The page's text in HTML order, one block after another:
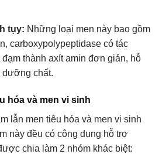
tụy: Những loại men này bao gồm
carboxypolypeptidase có tác
thành axít amin đơn giản, hỗ
dưỡng chất.
hóa và men vi sinh
lẫn men tiêu hóa và men vi sinh
này đều có công dụng hỗ trợ
chia làm 2 nhóm khác biệt: